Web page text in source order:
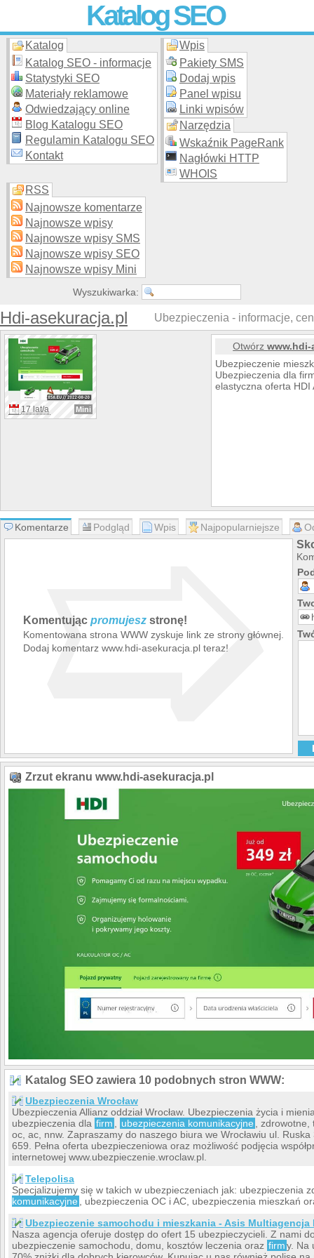
Katalog SEO
Skuteczna i promocja stron WWW –
moderowanego katalogu za darmo!
Katalog
Katalog SEO - informacje
Statystyki SEO
Materiały reklamowe
Odwiedzający online
Blog Katalogu SEO
Regulamin Katalogu SEO
Kontakt
Wpis
Pakiety SMS
Dodaj wpis
Panel wpisu
Linki wpisów
Narzędzia
Wskaźnik PageRank
Nagłówki HTTP
WHOIS
RSS
Najnowsze komentarze
Najnowsze wpisy
Najnowsze wpisy SMS
Najnowsze wpisy SEO
Najnowsze wpisy Mini
Wyszukiwarka:
Hdi-asekuracja.pl Ubezpieczenia - informacje,
17 lat/a Mini
Otwórz
Ubezpieczenie
Ubezpieczenia dla
elastyczna oferta HDI
Komentarze Podgląd Wpis Najpopularniejsze
Komentując promujesz stronę!
Komentowana strona WWW zyskuje link ze strony głównej.
Dodaj komentarz www.hdi-asekuracja.pl teraz!
➯
Zrzut ekranu www.hdi-asekuracja.pl
Katalog SEO zawiera 10 podobnych stron WWW:
Ubezpieczenia Wrocław
Ubezpieczenia Allianz oddział Wrocław. Ubezpieczenia życia i
ubezpieczenia dla firm ubezpieczenia komunikacyjne
,
oc, ac, nnw. Zapraszamy do naszego biura we Wrocławiu ul.
659. Pełna oferta ubezpieczeniowa oraz możliwość podjęcia
internetowej www.ubezpieczenie.wroclaw.pl.
Telepolisa
Specjalizujemy się w takich w ubezpieczeniach jak: ubezpieczenia
komunikacyjne
, ubezpieczenia OC i AC, ubezpieczenia mieszkań
Ubezpieczenie samochodu i mieszkania - Asis Multiagencja
Nasza agencja oferuje dostęp do ofert 15 ubezpieczycieli. Z nami
ubezpieczenie samochodu, domu, kosztów leczenia oraz firmy. Na